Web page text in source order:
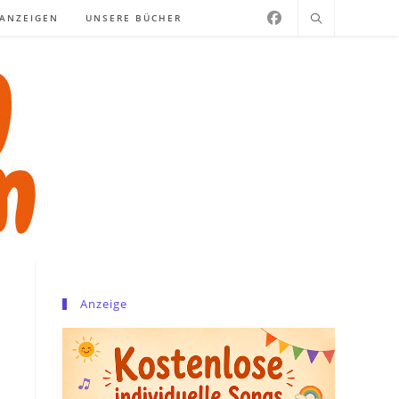
UNSERE BÜCHER
Anzeige